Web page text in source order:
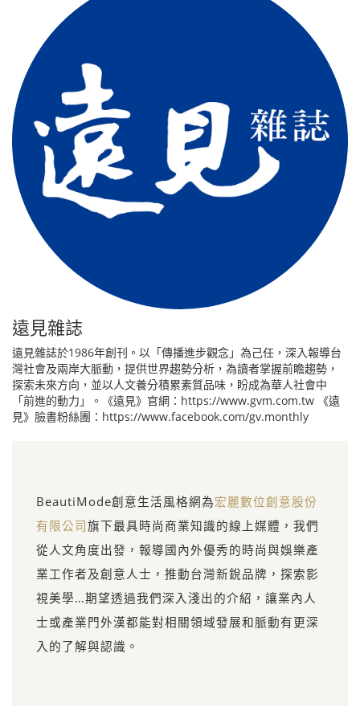
遠見雜誌
遠見雜誌於1986年創刊。以「傳播進步觀念」為己任，深入報導台
灣社會及兩岸大脈動，提供世界趨勢分析，為讀者掌握前瞻趨勢，
探索未來方向，並以人文養分積累素質品味，盼成為華人社會中
「前進的動力」。《遠見》官網：https://www.gvm.com.tw 《遠
見》臉書粉絲團：https://www.facebook.com/gv.monthly
BeautiMode創意生活風格網為宏麗數位創意股份
有限公司旗下最具時尚商業知識的線上媒體，我們
從人文角度出發，報導國內外優秀的時尚與娛樂產
業工作者及創意人士，推動台灣新銳品牌，探索影
視美學…期望透過我們深入淺出的介紹，讓業內人
士或產業門外漢都能對相關領域發展和脈動有更深
入的了解與認識。